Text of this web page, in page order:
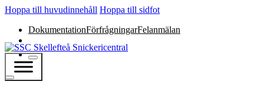
Hoppa till huvudinnehåll Hoppa till sidfot
DokumentationFörfrågningarFelanmälan